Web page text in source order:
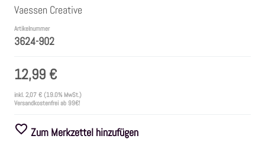
Papiere
Bänder & Garn
Siegelwachs /Papierschöpfen
Farben
Vaessen Creative
Artikelnummer
3624-902
12,99 €
inkl. 2,07 € (19.0% MwSt.)
Versandkostenfrei ab 99€!
Zum Merkzettel hinzufügen